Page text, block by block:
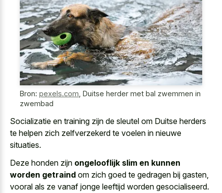
Bron: pexels.com, Duitse herder met bal zwemmen in
zwembad
Socializatie en training zijn de sleutel om Duitse herders
te helpen zich zelfverzekerd te voelen in nieuwe
situaties.
Deze honden zijn ongelooflijk slim en kunnen
worden getraind om zich goed te gedragen bij gasten,
vooral als ze vanaf jonge leeftijd worden gesocialiseerd.